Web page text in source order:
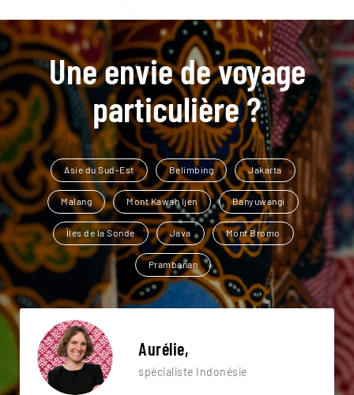
Une envie de voyage
particulière ?
Asie du Sud-Est Belimbing Jakarta
Malang Mont Kawah ljen Banyuwangi
Îles de la Sonde Java Mont Bromo
Prambanan
Aurélie,
spécialiste Indonésie